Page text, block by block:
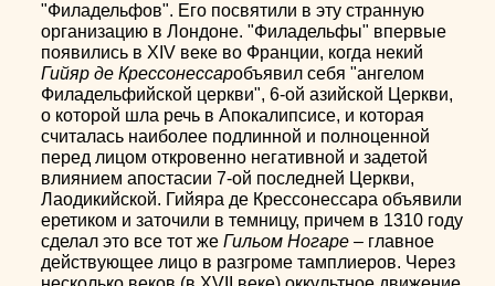
"Филадельфов". Его посвятили в эту странную
организацию в Лондоне. "Филадельфы" впервые
появились в XIV веке во Франции, когда некий
Гийяр де Крессонессаробъявил себя "ангелом
Филадельфийской церкви", 6-ой азийской Церкви,
о которой шла речь в Апокалипсисе, и которая
считалась наиболее подлинной и полноценной
перед лицом откровенно негативной и задетой
влиянием апостасии 7-ой последней Церкви,
Лаодикийской. Гийяра де Крессонессара объявили
еретиком и заточили в темницу, причем в 1310 году
сделал это все тот жеГильом Ногаре – главное
действующее лицо в разгроме тамплиеров. Через